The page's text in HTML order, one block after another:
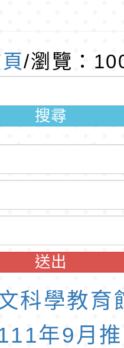
額)
教師甄選
額)
生及幼兒
版)與學
政府政風
手，綠能
片
70歲以上
「吃得安
休同仁踴
學專業論
好老師：
淨零綠領
園區農業
農教育專
，歡迎已
資格者報
園市桃
學年度「
選
學年度
教師甄選
額)
訊網-優
/瀏覽：
搜尋
送出
科學教育
年9月